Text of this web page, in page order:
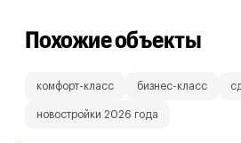
Похожие объекты
комфорт-класс бизнес-класс
новостройки 2026 года